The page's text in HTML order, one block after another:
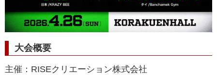
大会概要
主催：RISEクリエーション株式会社